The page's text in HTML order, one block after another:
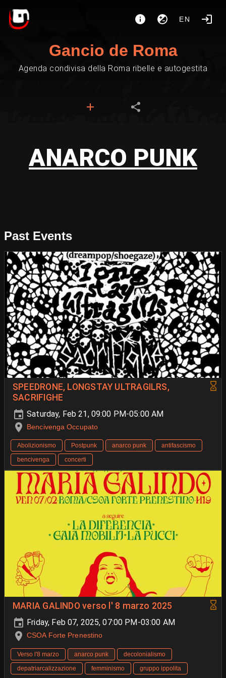
EN
Gancio de Roma
Agenda condivisa della Roma ribelle e autogestita
ANARCO PUNK
Past Events
SPEEDRONE, LONGSTAY ULTRAGILRS,
SACRIFIGHE
Saturday, Feb 21, 09:00 PM-05:00 AM
Bencivenga Occupato
Abolizionismo Postpunk anarco punk
antifascismo
bencivenga
concerti
MARIA GALINDO verso l' 8 marzo 2025
Friday, Feb 07, 2025, 07:00 PM-03:00 AM
CSOA Forte Prenestino
Verso l'8 marzo anarco punk
decolonialismo
depatriarcalizzazione
femminismo gruppo ippolita